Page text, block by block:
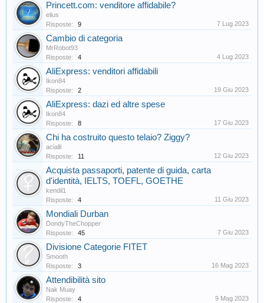
Princett.com: venditore affidabile?
elius
Risposte:
9 7 Lug 2023
Cambio di categoria
MrRobot93
Risposte:
4 4 Lug 2023
AliExpress: venditori affidabili
Ikon84
Risposte:
2 19 Giu 2023
AliExpress: dazi ed altre spese
Ikon84
Risposte:
8 17 Giu 2023
Chi ha costruito questo telaio? Ziggy?
acialli
Risposte:
11 12 Giu 2023
Acquista passaporti, patente di guida, carta
d'identità, IELTS, TOEFL, GOETHE
kendil1
Risposte:
4 11 Giu 2023
Mondiali Durban
DondyTheChopper
Risposte:
45 7 Giu 2023
Divisione Categorie FITET
Smooth
Risposte:
3 16 Mag 2023
Attendibilità sito
Nak Muay
Risposte:
4 9 Mag 2023